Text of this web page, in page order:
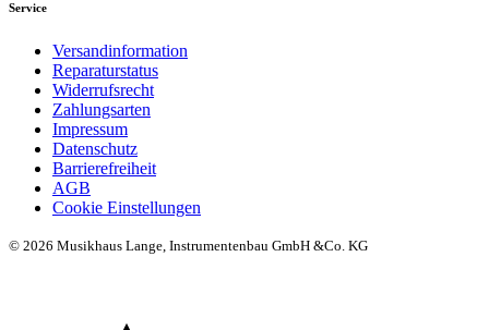
Service
Versandinformation
Reparaturstatus
Widerrufsrecht
Zahlungsarten
Impressum
Datenschutz
Barrierefreiheit
AGB
Cookie Einstellungen
© 2026 Musikhaus Lange, Instrumentenbau GmbH &Co. KG